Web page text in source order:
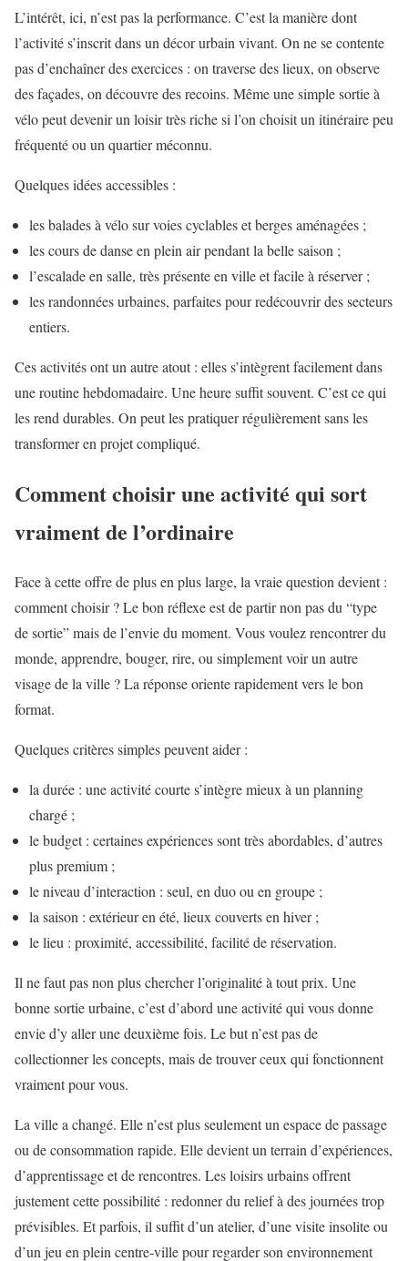
L’intérêt, ici, n’est pas la performance. C’est la manière dont
l’activité s’inscrit dans un décor urbain vivant. On ne se contente
pas d’enchaîner des exercices : on traverse des lieux, on observe
des façades, on découvre des recoins. Même une simple sortie à
vélo peut devenir un loisir très riche si l’on choisit un itinéraire peu
fréquenté ou un quartier méconnu.
Quelques idées accessibles :
les balades à vélo sur voies cyclables et berges aménagées ;
les cours de danse en plein air pendant la belle saison ;
l’escalade en salle, très présente en ville et facile à réserver ;
les randonnées urbaines, parfaites pour redécouvrir des secteurs
entiers.
Ces activités ont un autre atout : elles s’intègrent facilement dans
une routine hebdomadaire. Une heure suffit souvent. C’est ce qui
les rend durables. On peut les pratiquer régulièrement sans les
transformer en projet compliqué.
Comment choisir une activité qui sort
vraiment de l’ordinaire
Face à cette offre de plus en plus large, la vraie question devient :
comment choisir ? Le bon réflexe est de partir non pas du “type
de sortie” mais de l’envie du moment. Vous voulez rencontrer du
monde, apprendre, bouger, rire, ou simplement voir un autre
visage de la ville ? La réponse oriente rapidement vers le bon
format.
Quelques critères simples peuvent aider :
la durée : une activité courte s’intègre mieux à un planning
chargé ;
le budget : certaines expériences sont très abordables, d’autres
plus premium ;
le niveau d’interaction : seul, en duo ou en groupe ;
la saison : extérieur en été, lieux couverts en hiver ;
le lieu : proximité, accessibilité, facilité de réservation.
Il ne faut pas non plus chercher l’originalité à tout prix. Une
bonne sortie urbaine, c’est d’abord une activité qui vous donne
envie d’y aller une deuxième fois. Le but n’est pas de
collectionner les concepts, mais de trouver ceux qui fonctionnent
vraiment pour vous.
La ville a changé. Elle n’est plus seulement un espace de passage
ou de consommation rapide. Elle devient un terrain d’expériences,
d’apprentissage et de rencontres. Les loisirs urbains offrent
justement cette possibilité : redonner du relief à des journées trop
prévisibles. Et parfois, il suffit d’un atelier, d’une visite insolite ou
d’un jeu en plein centre-ville pour regarder son environnement